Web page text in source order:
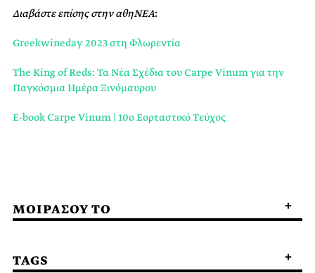
Διαβάστε επίσης στην αθηΝΕΑ:
Greekwineday 2023 στη Φλωρεντία
The King of Reds: Τα Nέα Σχέδια του Carpe Vinum για την
Παγκόσμια Ημέρα Ξινόμαυρου
E-book Carpe Vinum | 10ο Εορταστικό Τεύχος
ΜΟΙΡΑΣΟΥ ΤΟ
TAGS